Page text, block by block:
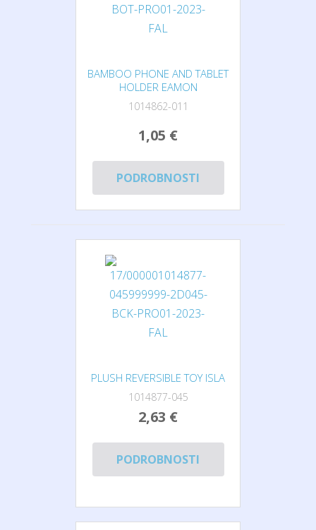
BAMBOO PHONE AND TABLET
HOLDER EAMON
1014862-011
1,05 €
PODROBNOSTI
PLUSH REVERSIBLE TOY ISLA
1014877-045
2,63 €
PODROBNOSTI